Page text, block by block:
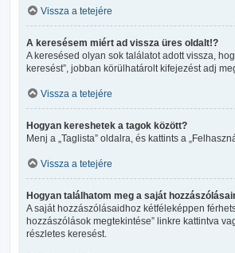
Vissza a tetejére
A keresésem miért ad vissza üres oldalt!?
A keresésed olyan sok találatot adott vissza,
keresést”, jobban körülhatárolt kifejezést adj
Vissza a tetejére
Hogyan kereshetek a tagok között?
Menj a „Taglista” oldalra, és kattints a
Vissza a tetejére
Hogyan találhatom meg a saját
A saját hozzászólásaidhoz kétféleképpen
hozzászólások megtekintése” linkre kattintva
részletes keresést.